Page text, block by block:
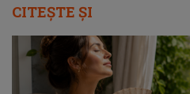
CITEȘTE ȘI